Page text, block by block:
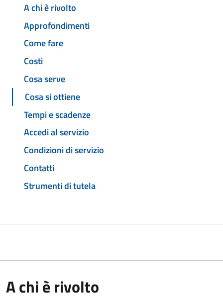
A chi è rivolto
Approfondimenti
Come fare
Costi
Cosa serve
Cosa si ottiene
Tempi e scadenze
Accedi al servizio
Condizioni di servizio
Contatti
Strumenti di tutela
A chi è rivolto